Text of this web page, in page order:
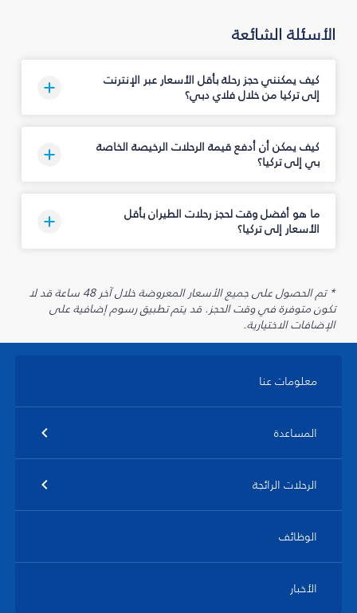
الأسئلة الشائعة
كيف يمكنني حجز رحلة بأقل الأسعار عبر الإنترنت
إلى تركيا من خلال فلاي دبي؟
كيف يمكن أن أدفع قيمة الرحلات الرخيصة الخاصة
بي إلى تركيا؟
ما هو أفضل وقت لحجز رحلات الطيران بأقل
الأسعار إلى تركيا؟
* تم الحصول على جميع الأسعار المعروضة خلال آخر 48 ساعة قد لا
تكون متوفرة في وقت الحجز. قد يتم تطبيق رسوم إضافية على
الإضافات الاختيارية.
معلومات عنا
المساعدة
الرحلات الرائجة
الوظائف
الأخبار